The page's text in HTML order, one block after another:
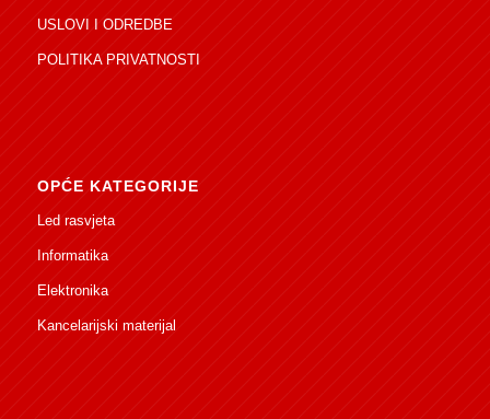
USLOVI I ODREDBE
POLITIKA PRIVATNOSTI
OPĆE KATEGORIJE
Led rasvjeta
Informatika
Elektronika
Kancelarijski materijal